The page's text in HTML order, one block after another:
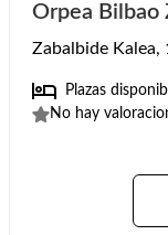
Orpea Bilbao
Zabalbide Kalea,
Plazas
No hay